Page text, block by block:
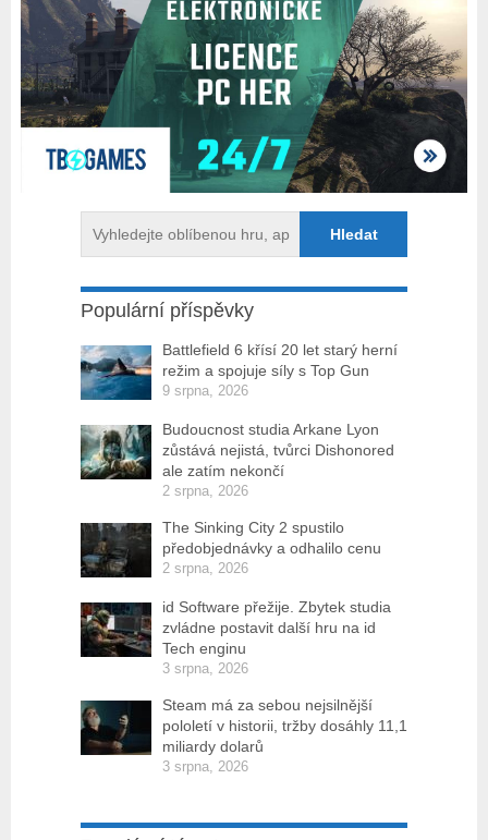
Populární příspěvky
Battlefield 6 křísí 20 let starý herní
režim a spojuje síly s Top Gun
9 srpna, 2026
Budoucnost studia Arkane Lyon
zůstává nejistá, tvůrci Dishonored
ale zatím nekončí
2 srpna, 2026
The Sinking City 2 spustilo
předobjednávky a odhalilo cenu
2 srpna, 2026
id Software přežije. Zbytek studia
zvládne postavit další hru na id
Tech enginu
3 srpna, 2026
Steam má za sebou nejsilnější
pololetí v historii, tržby dosáhly 11,1
miliardy dolarů
3 srpna, 2026